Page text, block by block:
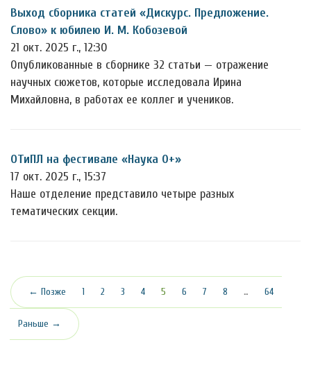
Выход сборника статей «Дискурс. Предложение.
Слово» к юбилею И. М. Кобозевой
21 окт. 2025 г., 12:30
Опубликованные в сборнике 32 статьи — отражение
научных сюжетов, которые исследовала Ирина
Михайловна, в работах ее коллег и учеников.
ОТиПЛ на фестивале «Наука 0+»
17 окт. 2025 г., 15:37
Наше отделение представило четыре разных
тематических секции.
← Позже 1 2 3 4 5 (текущая)
6 7 8 … 64
Раньше →